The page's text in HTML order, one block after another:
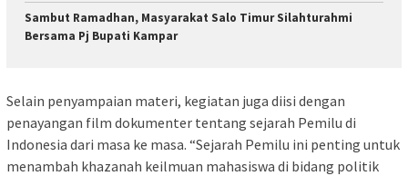
Sambut Ramadhan, Masyarakat Salo Timur Silahturahmi
Bersama Pj Bupati Kampar
Selain penyampaian materi, kegiatan juga diisi dengan
penayangan film dokumenter tentang sejarah Pemilu di
Indonesia dari masa ke masa. “Sejarah Pemilu ini penting untuk
menambah khazanah keilmuan mahasiswa di bidang politik